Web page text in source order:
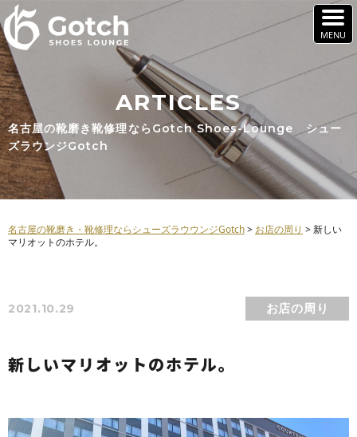
ARTICLES
名古屋の靴磨き靴修理ならGotch Shoes-Lounge シュー
ズラウンジGotch
名古屋の靴磨き・靴修理ならシューズラウウンジGotch> お店の周り >新しい
マリオットのホテル。
2021.10.29 お店の周り
新しいマリオットのホテル。